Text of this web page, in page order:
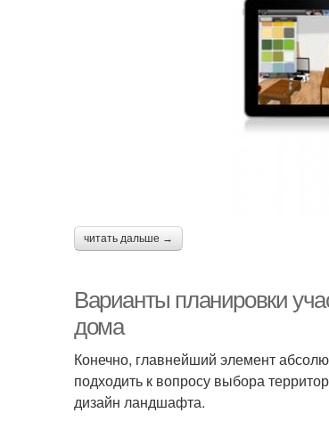
читать дальше →
Варианты планировки
дома
Конечно, главнейший элемент
подходить к вопросу выбора
дизайн ландшафта.